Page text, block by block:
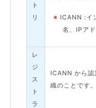
ト
リ
※ ICANN :イ
名、IPア
レ
ジ
ス
ト
ラ
ICANN から認
織のことです。